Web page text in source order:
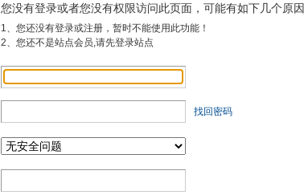
您没有登录或者您没有权限访问此页面，可能有如下几个原因
1、您还没有登录或注册，暂时不能使用此功能！
2、您还不是站点会员,请先登录站点
找回密码